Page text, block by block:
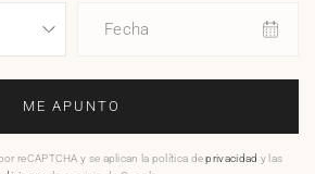
Fecha
ME APUNTO
reCAPTCHA y se aplican la política deprivacidad y las